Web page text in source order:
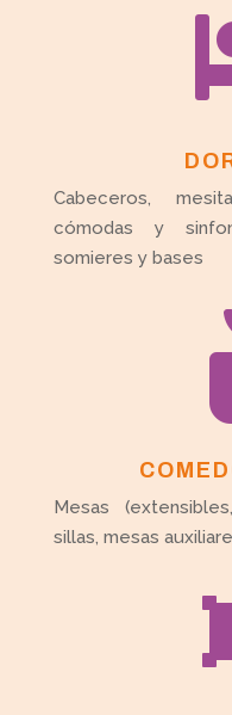
Cabeceros,
cómodas y
somieres y bases
Mesas
sillas, mesas